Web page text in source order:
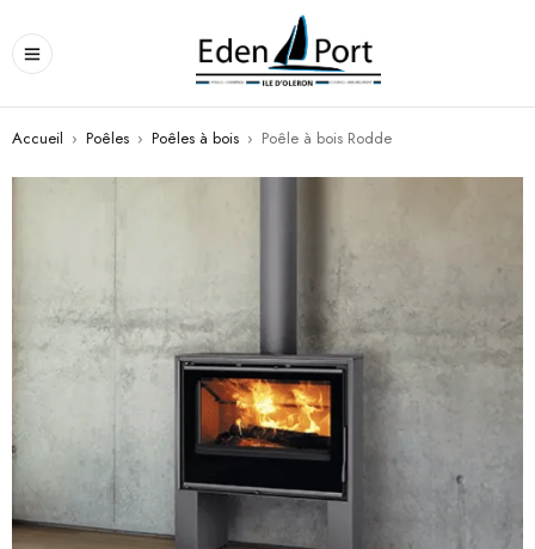
Accueil › Poêles › Poêles à bois › Poêle à bois Rodde